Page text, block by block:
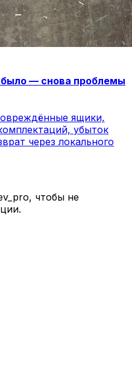
было — снова проблемы
ящики,
убыток
через локального
чтобы не